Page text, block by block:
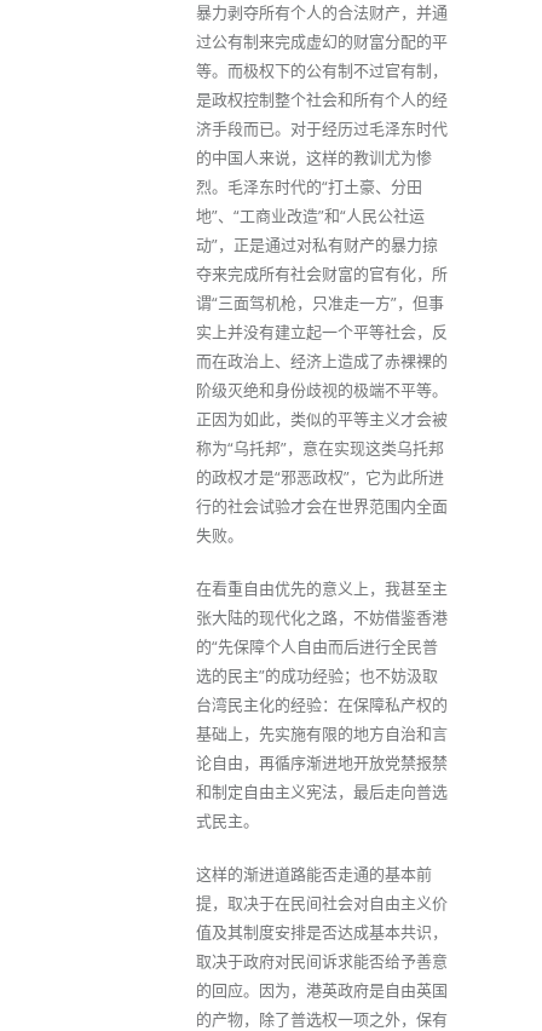
暴力剥夺所有个人的合法财产，并通
过公有制来完成虚幻的财富分配的平
等。而极权下的公有制不过官有制，
是政权控制整个社会和所有个人的经
济手段而已。对于经历过毛泽东时代
的中国人来说，这样的教训尤为惨
烈。毛泽东时代的“打土豪、分田
地”、“工商业改造”和“人民公社运
动”，正是通过对私有财产的暴力掠
夺来完成所有社会财富的官有化，所
谓“三面驾机枪，只准走一方”，但事
实上并没有建立起一个平等社会，反
而在政治上、经济上造成了赤裸裸的
阶级灭绝和身份歧视的极端不平等。
正因为如此，类似的平等主义才会被
称为“乌托邦”，意在实现这类乌托邦
的政权才是“邪恶政权”，它为此所进
行的社会试验才会在世界范围内全面
失败。
在看重自由优先的意义上，我甚至主
张大陆的现代化之路，不妨借鉴香港
的“先保障个人自由而后进行全民普
选的民主”的成功经验；也不妨汲取
台湾民主化的经验：在保障私产权的
基础上，先实施有限的地方自治和言
论自由，再循序渐进地开放党禁报禁
和制定自由主义宪法，最后走向普选
式民主。
这样的渐进道路能否走通的基本前
提，取决于在民间社会对自由主义价
值及其制度安排是否达成基本共识，
取决于政府对民间诉求能否给予善意
的回应。因为，港英政府是自由英国
的产物，除了普选权一项之外，保有